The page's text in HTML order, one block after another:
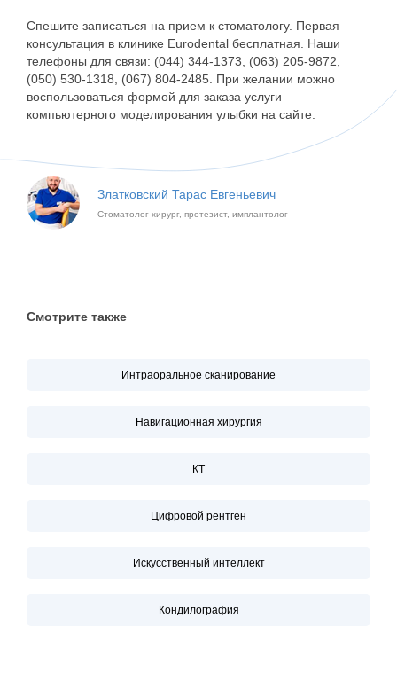
Спешите записаться на прием к стоматологу. Первая
консультация в клинике Eurodental бесплатная. Наши
телефоны для связи: (044) 344-1373, (063) 205-9872,
(050) 530-1318, (067) 804-2485. При желании можно
воспользоваться формой для заказа услуги
компьютерного моделирования улыбки на сайте.
Златковский Тарас Евгеньевич
Стоматолог-хирург, протезист, имплантолог
Смотрите также
Интраоральное сканирование
Навигационная хирургия
КТ
Цифровой рентген
Искусственный интеллект
Кондилография